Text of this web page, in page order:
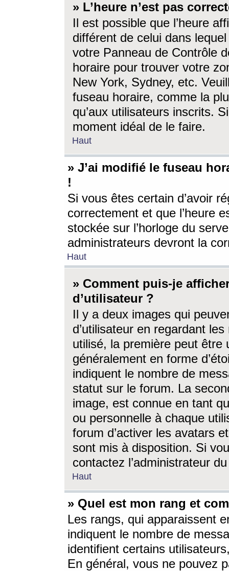
» L’heure n’est pas
Il est possible que l’heure
différent de celui dans
votre Panneau de Contrôle
horaire pour trouver votre
New York, Sydney, etc.
fuseau horaire, comme la
qu’aux utilisateurs inscrits.
moment idéal de le faire.
Haut
» J’ai modifié le fuseau
!
Si vous êtes certain d’avoir
correctement et que l’heure
stockée sur l’horloge du
administrateurs devront la
Haut
» Comment puis-je
d’utilisateur ?
Il y a deux images qui
d’utilisateur en regardant
utilisé, la première peut être
généralement en forme
indiquent le nombre de
statut sur le forum. La
image, est connue en tant
ou personnelle à chaque
forum d’activer les avatars
sont mis à disposition. Si
contactez l’administrateur
Haut
» Quel est mon rang et
Les rangs, qui apparaissent
indiquent le nombre de
identifient certains
En général, vous ne pouvez